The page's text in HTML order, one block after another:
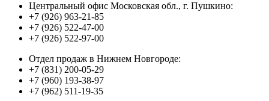
Центральный офис Московская обл., г. Пушкино:
+7 (926) 963-21-85
+7 (926) 522-47-00
+7 (926) 522-97-00
Отдел продаж в Нижнем Новгороде:
+7 (831) 200-05-29
+7 (960) 193-38-97
+7 (962) 511-19-35